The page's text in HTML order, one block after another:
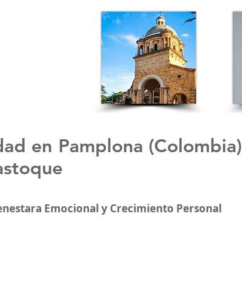
en Pamplona (Colombia)
Emocional y Crecimiento Personal